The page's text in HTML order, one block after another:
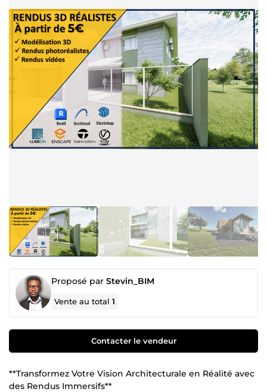
Proposé par Stevin_BIM
Vente au total1
Contacter le vendeur
**Transformez Votre Vision Architecturale en Réalité avec
des Rendus Immersifs**